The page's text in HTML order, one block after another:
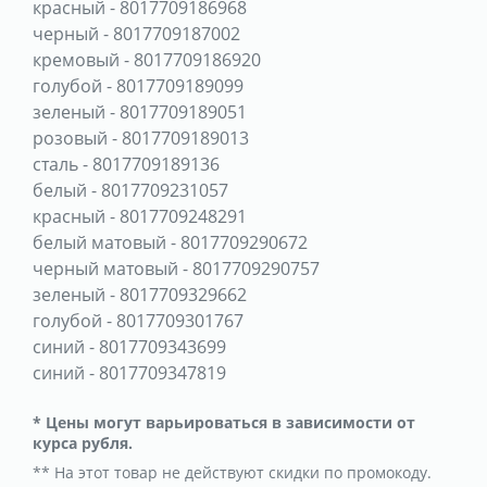
красный - 8017709186968
черный - 8017709187002
кремовый - 8017709186920
голубой - 8017709189099
зеленый - 8017709189051
розовый - 8017709189013
сталь- 8017709189136
белый - 8017709231057
красный - 8017709248291
белый матовый - 8017709290672
черный матовый - 8017709290757
зеленый - 8017709329662
голубой - 8017709301767
синий - 8017709343699
синий - 8017709347819
* Цены могут варьироваться в зависимости от
курса рубля.
** На этот товар не действуют скидки по промокоду.